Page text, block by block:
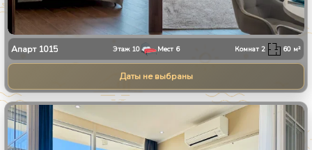
Апарт 1015 Этаж 10 Мест 6 Комнат2 60 м²
Даты не выбраны